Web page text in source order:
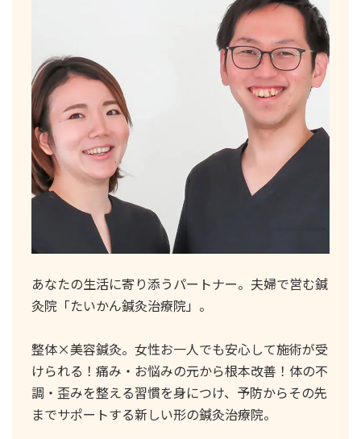
あなたの生活に寄り添うパートナー。夫婦で営む鍼
灸院「たいかん鍼灸治療院」。
整体×美容鍼灸。女性お一人でも安心して施術が受
けられる！痛み・お悩みの元から根本改善！体の不
調・歪みを整える習慣を身につけ、予防からその先
までサポートする新しい形の鍼灸治療院。